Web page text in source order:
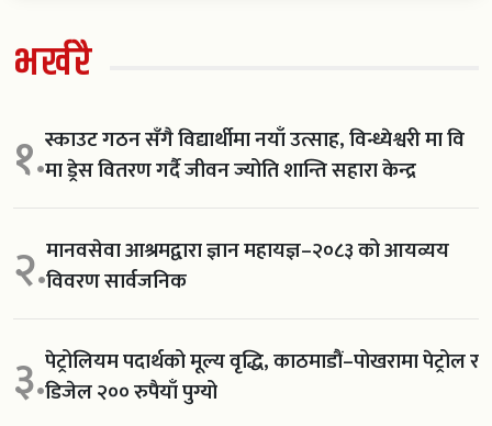
भर्खरै
१.स्काउट गठन सँगै विद्यार्थीमा नयाँ उत्साह, विन्ध्येश्वरी मा वि
मा ड्रेस वितरण गर्दै जीवन ज्योति शान्ति सहारा केन्द्र
२.मानवसेवा आश्रमद्वारा ज्ञान महायज्ञ–२०८३ को आयव्यय
विवरण सार्वजनिक
३.पेट्रोलियम पदार्थको मूल्य वृद्धि, काठमाडौं–पोखरामा पेट्रोल र
डिजेल २०० रुपैयाँ पुग्यो